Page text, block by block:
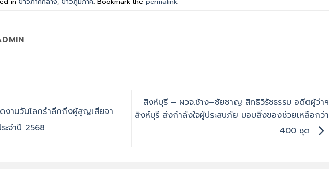
งานวันโลกรำลึกถึงผู้สูญเสียจา
ะจำปี 2568
สิงห์บุรี – ผวจ.ช้าง–ชัยชาญ สิทธิวิรัชธรรม อดีตผู้ว่าฯ
สิงห์บุรี ส่งกำลังใจผู้ประสบภัย มอบสิ่งของช่วยเหลือกว่า
400 ชุด